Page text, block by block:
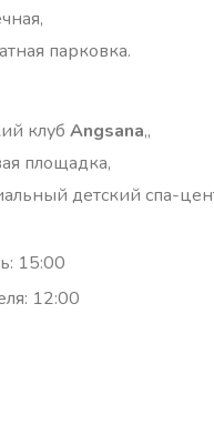
парковка.
клуб Angsana,,
площадка,
детский спа-
15:00
12:00